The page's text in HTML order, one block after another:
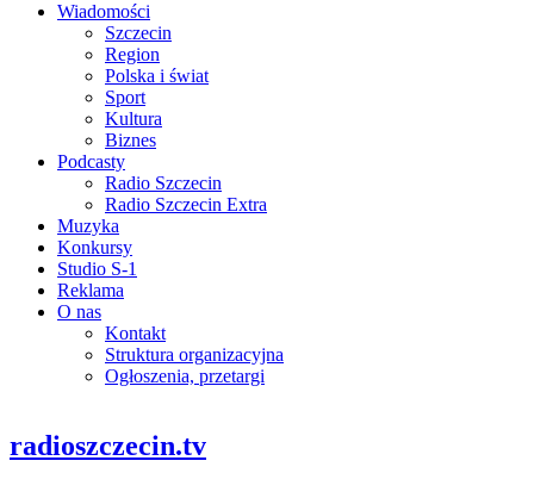
Wiadomości
Szczecin
Region
Polska i świat
Sport
Kultura
Biznes
Podcasty
Radio Szczecin
Radio Szczecin Extra
Muzyka
Konkursy
Studio S-1
Reklama
O nas
Kontakt
Struktura organizacyjna
Ogłoszenia, przetargi
radioszczecin.tv